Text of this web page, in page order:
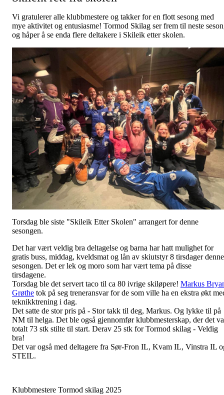
Vi gratulerer alle klubbmestere og takker for en flott sesong med
mye aktivitet og entusiasme! Tormod Skilag ser frem til neste
og håper å se enda flere deltakere i Skileik etter skolen.
Torsdag ble siste "Skileik Etter Skolen" arrangert for denne
sesongen.
Det har vært veldig bra deltagelse og barna har hatt mulighet for
gratis buss, middag, kveldsmat og lån av skiutstyr 8 tirsdager denne
sesongen. Det er lek og moro som har vært tema på disse
tirsdagene.
Torsdag ble det servert taco til ca 80 ivrige skiløpere! Markus
Grøthe tok på seg treneransvar for de som ville ha en ekstra økt
teknikktrening i dag.
Det satte de stor pris på - Stor takk til deg, Markus. Og lykke til på
NM til helga. Det ble også gjennomfør klubbmesterskap, der det
totalt 73 stk stilte til start. Derav 25 stk for Tormod skilag - Veldig
bra!
Det var også med deltagere fra Sør-Fron IL, Kvam IL, Vinstra IL
STEIL.
Klubbmestere Tormod skilag 2025